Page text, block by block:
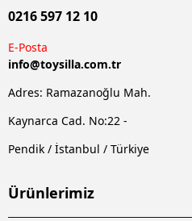
0216 597 12 10
E-Posta
info@toysilla.com.tr
Adres: Ramazanoğlu Mah.
Kaynarca Cad. No:22 -
Pendik / İstanbul / Türkiye
Ürünlerimiz